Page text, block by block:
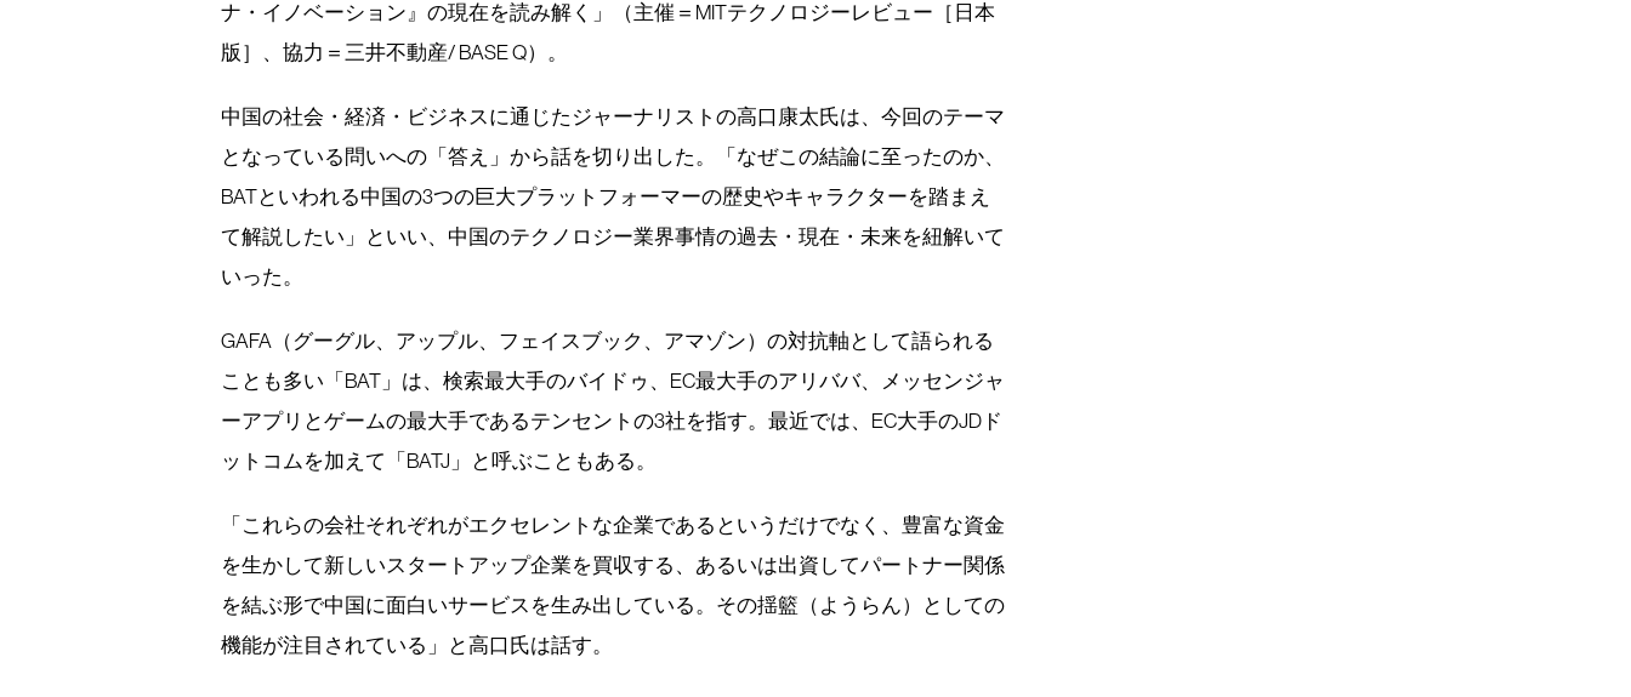
ナ・イノベーション』の現在を読み解く」（主催＝MITテクノロジーレビュー［日本
版］、協力＝三井不動産/ BASE Q）。
中国の社会・経済・ビジネスに通じたジャーナリストの高口康太氏は、今回のテーマ
となっている問いへの「答え」から話を切り出した。「なぜこの結論に至ったのか、
BATといわれる中国の3つの巨大プラットフォーマーの歴史やキャラクターを踏まえ
て解説したい」といい、中国のテクノロジー業界事情の過去・現在・未来を紐解いて
いった。
GAFA（グーグル、アップル、フェイスブック、アマゾン）の対抗軸として語られる
ことも多い「BAT」は、検索最大手のバイドゥ、EC最大手のアリババ、メッセンジャ
ーアプリとゲームの最大手であるテンセントの3社を指す。最近では、EC大手のJDド
ットコムを加えて「BATJ」と呼ぶこともある。
「これらの会社それぞれがエクセレントな企業であるというだけでなく、豊富な資金
を生かして新しいスタートアップ企業を買収する、あるいは出資してパートナー関係
を結ぶ形で中国に面白いサービスを生み出している。その揺籃（ようらん）としての
機能が注目されている」と高口氏は話す。